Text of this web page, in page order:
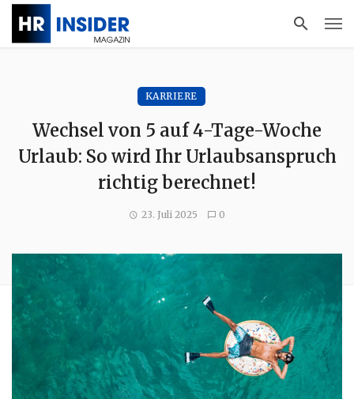
KARRIERE
Wechsel von 5 auf 4-Tage-Woche
Urlaub: So wird Ihr Urlaubsanspruch
richtig berechnet!
23. Juli 2025 0